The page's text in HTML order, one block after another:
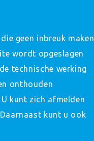
geen inbreuk maken
wordt opgeslagen
technische werking
onthouden
kunt zich afmelden
kunt u ook